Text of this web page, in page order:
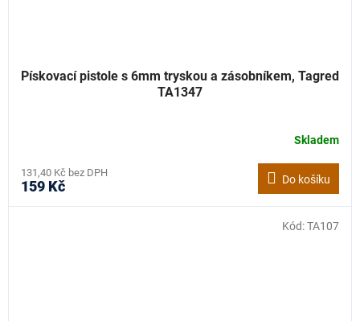
Pískovací pistole s 6mm tryskou a zásobníkem, Tagred
TA1347
Skladem
131,40 Kč bez DPH
159 Kč Do košíku
Kód:TA107